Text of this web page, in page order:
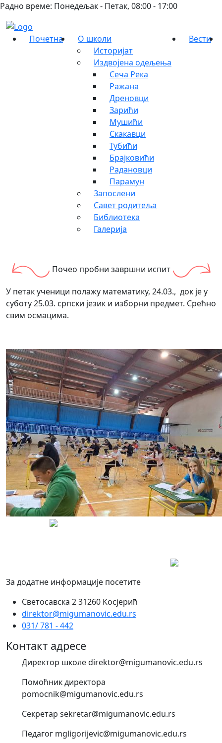
Радно време: Понедељак - Петак, 08:00 - 17:00
Почетна
О школи
Историјат
Издвојена одељења
Сеча Река
Ражана
Дреновци
Зарићи
Мушићи
Скакавци
Тубићи
Брајковићи
Радановци
Парамун
Запослени
Савет родитеља
Библиотека
Галерија
Вести
Почео пробни завршни испит
У петак ученици полажу математику, 24.03., док је у
суботу 25.03. српски језик и изборни предмет. Срећно
свим осмацима.
За додатне информације посетите
Светосавска 2 31260 Косјерић
direktor@migumanovic.edu.rs
031/ 781 - 442
Контакт адресе
Директор школе direktor@migumanovic.edu.rs
Помоћник директора
pomocnik@migumanovic.edu.rs
Секретар sekretar@migumanovic.edu.rs
Педагог mgligorijevic@migumanovic.edu.rs